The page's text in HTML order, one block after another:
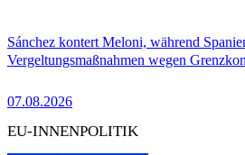
Sánchez kontert Meloni, während
Vergeltungsmaßnahmen wegen
07.08.2026
EU-INNENPOLITIK